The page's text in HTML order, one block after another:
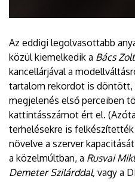
Az eddigi legolvasottabb
közül kiemelkedik a Bács
kancellárjával a
tartalom rekordot is döntött,
megjelenés első perceiben
kattintásszámot ért el.
terhelésekre is
növelve a szerver
a közelmúltban, a Rusvai
Demeter Szilárddal, vagy a